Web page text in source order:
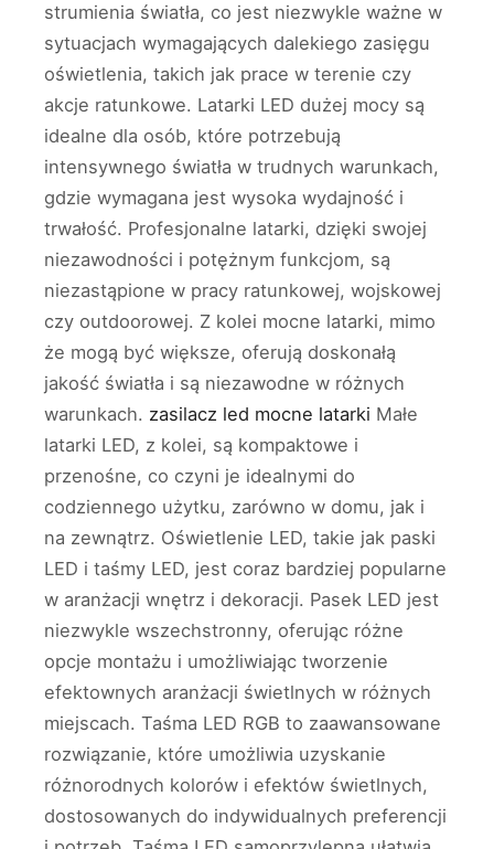
strumienia światła, co jest niezwykle ważne w
sytuacjach wymagających dalekiego zasięgu
oświetlenia, takich jak prace w terenie czy
akcje ratunkowe. Latarki LED dużej mocy są
idealne dla osób, które potrzebują
intensywnego światła w trudnych warunkach,
gdzie wymagana jest wysoka wydajność i
trwałość. Profesjonalne latarki, dzięki swojej
niezawodności i potężnym funkcjom, są
niezastąpione w pracy ratunkowej, wojskowej
czy outdoorowej. Z kolei mocne latarki, mimo
że mogą być większe, oferują doskonałą
jakość światła i są niezawodne w różnych
warunkach. zasilacz led mocne latarki Małe
latarki LED, z kolei, są kompaktowe i
przenośne, co czyni je idealnymi do
codziennego użytku, zarówno w domu, jak i
na zewnątrz. Oświetlenie LED, takie jak paski
LED i taśmy LED, jest coraz bardziej popularne
w aranżacji wnętrz i dekoracji. Pasek LED jest
niezwykle wszechstronny, oferując różne
opcje montażu i umożliwiając tworzenie
efektownych aranżacji świetlnych w różnych
miejscach. Taśma LED RGB to zaawansowane
rozwiązanie, które umożliwia uzyskanie
różnorodnych kolorów i efektów świetlnych,
dostosowanych do indywidualnych preferencji